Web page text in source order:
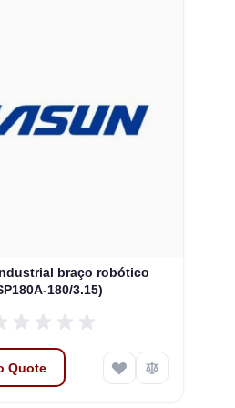
braço robótico
180/3.15)
Quote